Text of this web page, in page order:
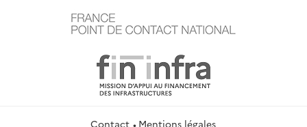
Contact Mentions légales